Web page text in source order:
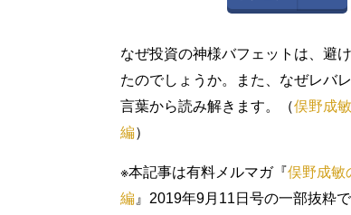
なぜ投資の神様バフェットは、避
たのでしょうか。また、なぜレバ
言葉から読み解きます。（俣野成
編）
※本記事は有料メルマガ『俣野成敏
編 』2019年9月11日号の一部抜粋